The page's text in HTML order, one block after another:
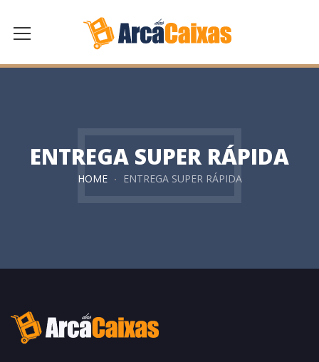
ENTREGA SUPER RÁPIDA
HOME ENTREGA SUPER RÁPIDA